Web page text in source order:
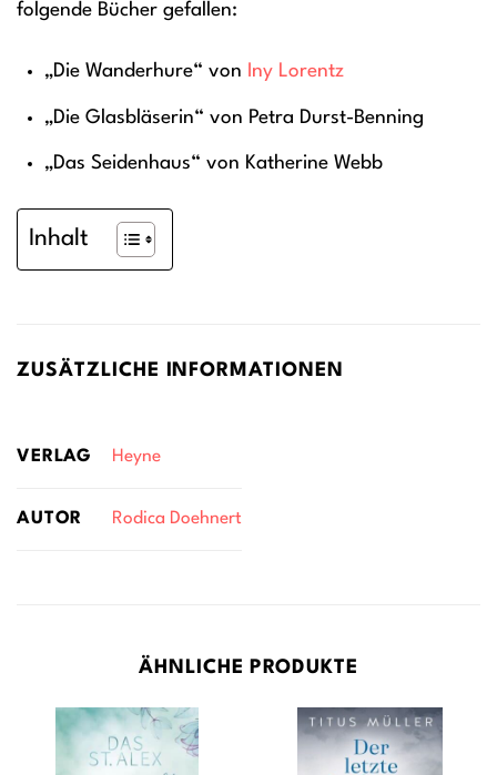
folgende Bücher gefallen:
„Die Wanderhure“ von Iny Lorentz
„Die Glasbläserin“ von Petra Durst-Benning
„Das Seidenhaus“ von Katherine Webb
Inhalt
ZUSÄTZLICHE INFORMATIONEN
VERLAG Heyne
AUTOR Rodica Doehnert
ÄHNLICHE PRODUKTE